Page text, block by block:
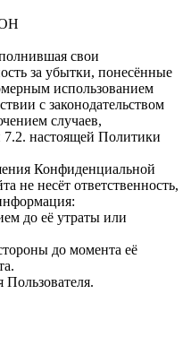
свои
за убытки, понесённые
использованием
с законодательством
случаев,
настоящей Политики
Конфиденциальной
не несёт ответственность,
до её утраты или
до момента её
Пользователя.